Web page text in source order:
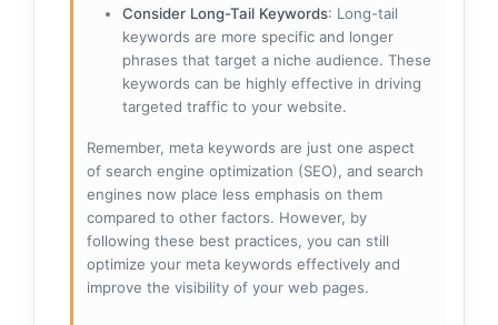
Consider Long-Tail Keywords: Long-tail
keywords are more specific and longer
phrases that target a niche audience. These
keywords can be highly effective in driving
targeted traffic to your website.
Remember, meta keywords are just one aspect
of search engine optimization (SEO), and search
engines now place less emphasis on them
compared to other factors. However, by
following these best practices, you can still
optimize your meta keywords effectively and
improve the visibility of your web pages.